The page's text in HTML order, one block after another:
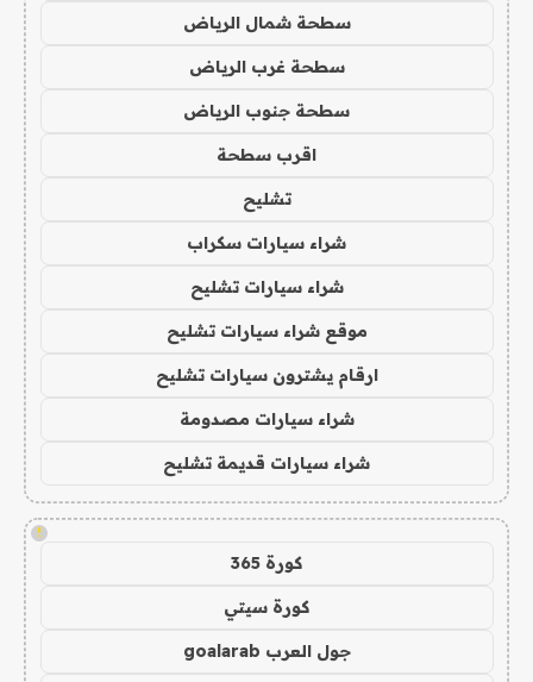
سطحة شمال الرياض
سطحة غرب الرياض
سطحة جنوب الرياض
اقرب سطحة
تشليح
شراء سيارات سكراب
شراء سيارات تشليح
موقع شراء سيارات تشليح
ارقام يشترون سيارات تشليح
شراء سيارات مصدومة
شراء سيارات قديمة تشليح
!
كورة 365
كورة سيتي
جول العرب goalarab